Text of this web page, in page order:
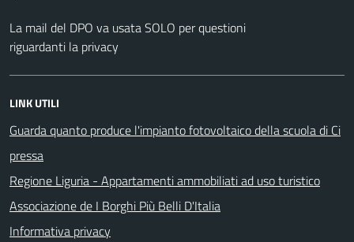
La mail del DPO va usata SOLO per questioni
riguardanti la privacy
LINK UTILI
Guarda quanto produce l'impianto fotovoltaico della scuola di Ci
pressa
Regione Liguria - Appartamenti ammobiliati ad uso turistico
Associazione de I Borghi Più Belli D'Italia
Informativa privacy